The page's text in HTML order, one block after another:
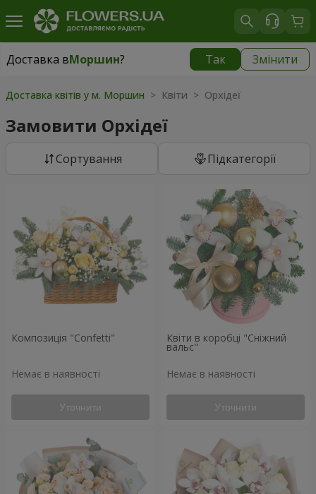
Доставка вМоршин? Так Змінити
Доставка вМоршин|
Доставка квітів у м. Моршин > Квіти > Орхідеї
Замовити Орхідеї
Сортування Підкатегорії
Композиція "Confetti"
Немає в наявності
Уточнити
Квіти в коробці "Сніжний
вальс"
Немає в наявності
Уточнити